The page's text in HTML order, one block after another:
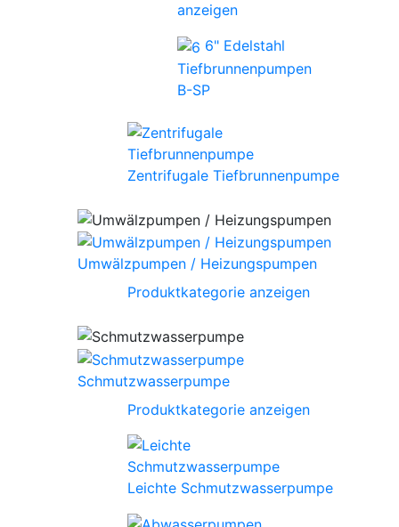
anzeigen
6" Edelstahl
Tiefbrunnenpumpen
B-SP
Zentrifugale Tiefbrunnenpumpe
Umwälzpumpen / Heizungspumpen
Produktkategorie anzeigen
Schmutzwasserpumpe
Produktkategorie anzeigen
Leichte Schmutzwasserpumpe